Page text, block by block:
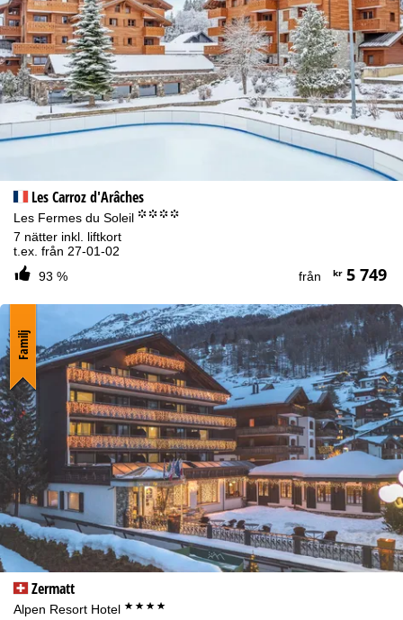
Les Carroz d'Arâches
Les Fermes du Soleil °°°°
7 nätter inkl. liftkort
t.ex. från 27-01-02
93 %
från kr5 749
Zermatt
Alpen Resort Hotel ****
Familj